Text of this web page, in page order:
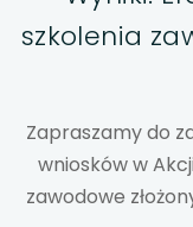
szkolenia
Zapraszamy do
wniosków w
zawodowe